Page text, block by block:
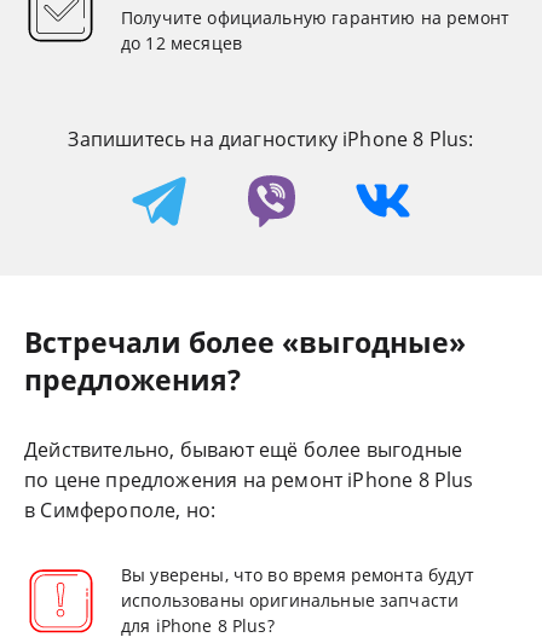
Получите официальную гарантию на ремонт
до 12 месяцев
Запишитесь на диагностику iPhone 8 Plus:
Встречали более «выгодные»
предложения?
Действительно, бывают ещё более выгодные
по цене предложения на ремонт iPhone 8 Plus
в Симферополе, но:
Вы уверены, что во время ремонта будут
использованы оригинальные запчасти
для iPhone 8 Plus?